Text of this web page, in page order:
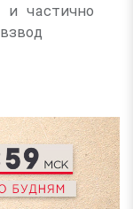
частично